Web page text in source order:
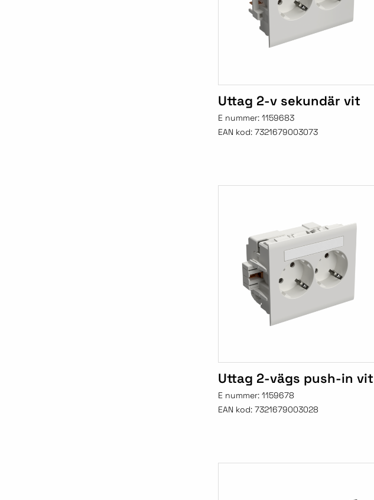
Uttag 2-v sekundär vit
E nummer: 1159683
EAN kod: 7321679003073
Uttag 2-vägs push-in vit
E nummer: 1159678
EAN kod: 7321679003028